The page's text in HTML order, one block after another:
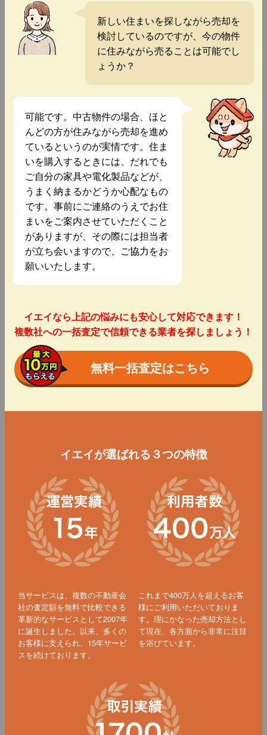
新しい住まいを探しながら売却を
検討しているのですが、今の物件
に住みながら売ることは可能でし
ょうか？
可能です。中古物件の場合、ほと
んどの方が住みながら売却を進め
ているというのが実情です。住ま
いを購入するときには、だれでも
ご自分の家具や電化製品などが、
うまく納まるかどうか心配なもの
です。事前にご連絡のうえでお住
まいをご案内させていただくこと
がありますが、その際には担当者
が立ち会いますので、ご協力をお
願いいたします。
イエイなら上記の悩みにも安心して対応できます！
複数社への一括査定で信頼できる業者を探しましょう！
無料一括査定はこちら
イエイが選ばれる３つの特徴
当サービスは、複数の不動産会
社の査定額を無料で比較できる
革新的なサービスとして2007年
に誕生しました。以来、多くの
お客様に支えられ、15年サービ
スを続けております。
これまで400万人を超えるお客
様にご利用いただいておりま
す。理にかなった売却方法とし
て現在、各方面から非常に注目
を浴びています。